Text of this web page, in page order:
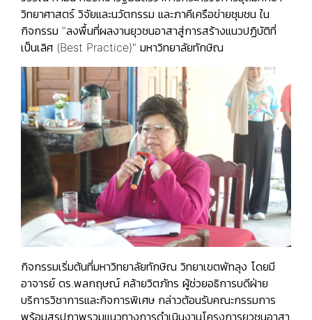
วิทยาศาสตร์ วิจัยและนวัตกรรม และภาคีเครือข่ายชุมชน ใน
กิจกรรม "ลงพื้นที่ผลงานยุวชนอาสาสู่การสร้างแนวปฏิบัติที่
เป็นเลิศ (Best Practice)" มหาวิทยาลัยทักษิณ
กิจกรรมเริ่มต้นที่มหาวิทยาลัยทักษิณ วิทยาเขตพัทลุง โดยมี
อาจารย์ ดร.พลกฤษณ์ คล้ายวิตภัทร ผู้ช่วยอธิการบดีฝ่าย
บริการวิชาการและกิจการพิเศษ กล่าวต้อนรับคณะกรรมการ
พร้อมสรุปภาพรวมแนวทางการดำเนินงานโครงการยุวชนอาสา